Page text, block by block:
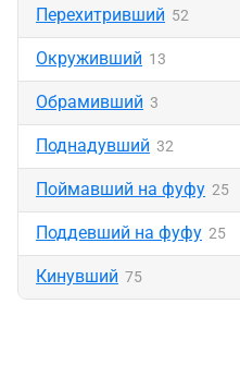
Перехитривший 52
Окруживший 13
Обрамивший 3
Поднадувший 32
Поймавший на фуфу 25
Поддевший на фуфу 25
Кинувший 75